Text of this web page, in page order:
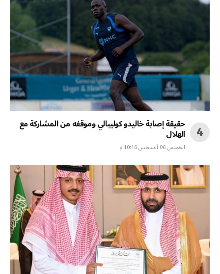
حقيقة إصابة خاليدو كوليبالي وموقفه من المشاركة مع
الهلال
الخميس 06 أغسطس 10:16 م